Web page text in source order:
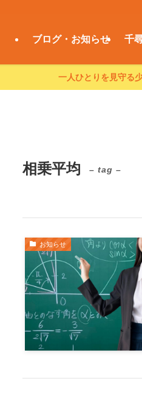
ブログ・お知らせ 千
一人ひとりを見守る
相乗平均 – tag –
お知らせ